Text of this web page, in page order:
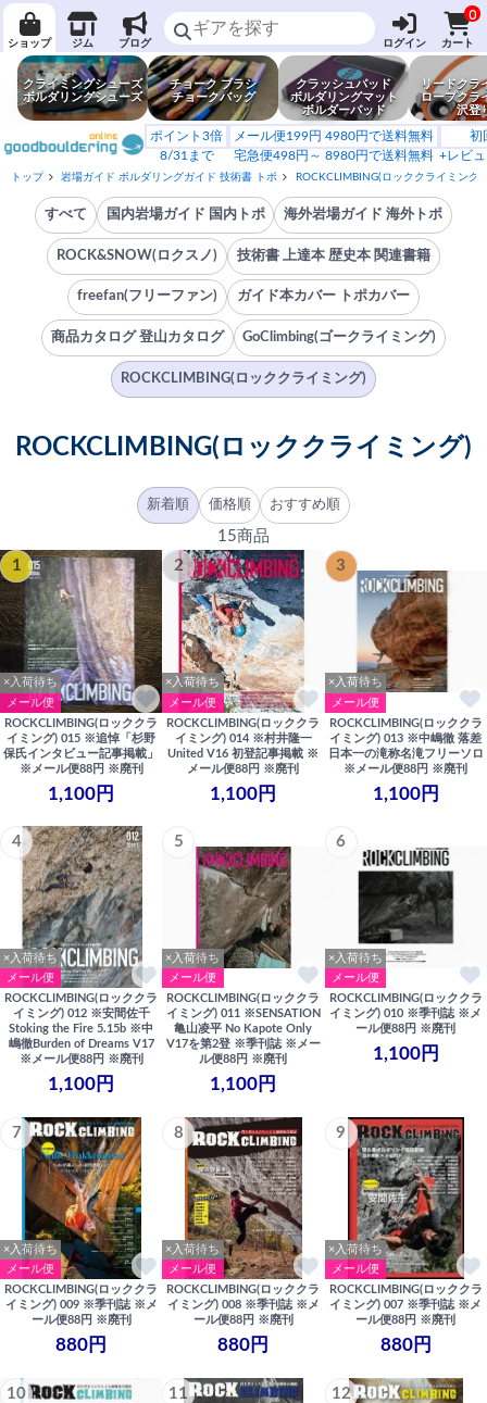
ショップ ジム ブログ ログイン
0
カート
クライミングシューズ
ボルダリングシューズ
チョーク ブラシ
チョークバッグ
クラッシュパッド
ボルダリングマット
ボルダーパッド
リードクラ
ロープクラ
沢登
ポイント3倍
8/31まで
メール便199円 4980円で送料無料
宅急便498円～ 8980円で送料無料
初
+レビ
トップ 岩場ガイド ボルダリングガイド 技術書 トポ ROCKCLIMBING(ロッククライミング)
すべて 国内岩場ガイド 国内トポ 海外岩場ガイド 海外トポ
ROCK&SNOW(ロクスノ) 技術書 上達本 歴史本 関連書籍
freefan(フリーファン) ガイド本カバー トポカバー
商品カタログ 登山カタログ GoClimbing(ゴークライミング)
ROCKCLIMBING(ロッククライミング)
ROCKCLIMBING(ロッククライミング)
新着順 価格順 おすすめ順
15商品
1
×入荷待ち
メール便
ROCKCLIMBING(ロッククラ
イミング) 015 ※追悼「杉野
保氏インタビュー記事掲載」
※メール便88円 ※廃刊
1,100円
2
×入荷待ち
メール便
ROCKCLIMBING(ロッククラ
イミング) 014 ※村井隆一
United V16 初登記事掲載 ※
メール便88円 ※廃刊
1,100円
3
×入荷待ち
メール便
ROCKCLIMBING(ロッククラ
イミング) 013 ※中嶋徹 落差
日本一の滝称名滝フリーソロ
※メール便88円 ※廃刊
1,100円
4
×入荷待ち
メール便
ROCKCLIMBING(ロッククラ
イミング) 012 ※安間佐千
Stoking the Fire 5.15b ※中
嶋徹Burden of Dreams V17
※メール便88円 ※廃刊
1,100円
5
×入荷待ち
メール便
ROCKCLIMBING(ロッククラ
イミング) 011 ※SENSATION
亀山凌平 No Kapote Only
V17を第2登 ※季刊誌 ※メー
ル便88円 ※廃刊
1,100円
6
×入荷待ち
メール便
ROCKCLIMBING(ロッククラ
イミング) 010 ※季刊誌 ※メ
ール便88円 ※廃刊
1,100円
7
×入荷待ち
メール便
ROCKCLIMBING(ロッククラ
イミング) 009 ※季刊誌 ※メ
ール便88円 ※廃刊
880円
8
×入荷待ち
メール便
ROCKCLIMBING(ロッククラ
イミング) 008 ※季刊誌 ※メ
ール便88円 ※廃刊
880円
9
×入荷待ち
メール便
ROCKCLIMBING(ロッククラ
イミング) 007 ※季刊誌 ※メ
ール便88円 ※廃刊
880円
10 11 12